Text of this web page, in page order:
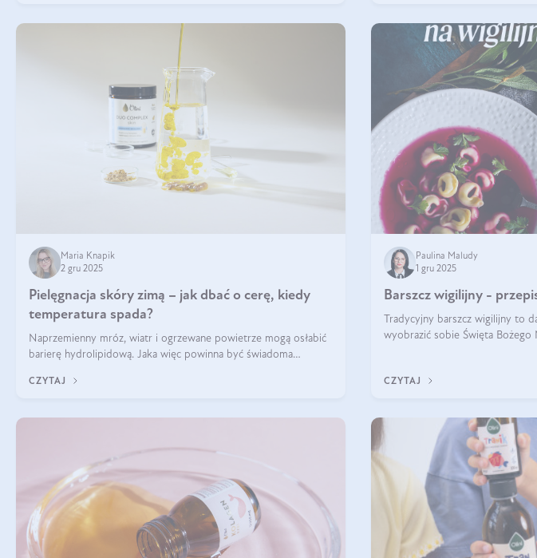
Maria Knapik
2 gru 2025
Pielęgnacja skóry zimą – jak dbać o cerę, kiedy
temperatura spada?
Naprzemienny mróz, wiatr i ogrzewane powietrze mogą osłabić
barierę hydrolipidową. Jaka więc powinna być świadoma
CZYTAJ
Paulina Maludy
1 gru 2025
Barszcz wigilijny -
Tradycyjny barszcz wigilijny to
wyobrazić sobie Święta Bożego
CZYTAJ